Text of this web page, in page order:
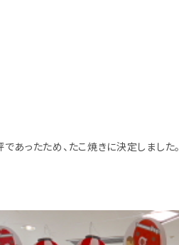
あったため、たこ焼きに決定しました。